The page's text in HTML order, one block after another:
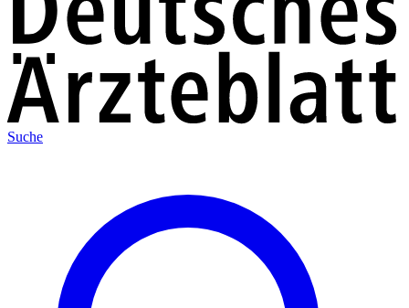
Suche